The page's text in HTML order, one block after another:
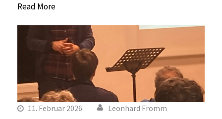
Read More
11. Februar 2026 Leonhard Fromm